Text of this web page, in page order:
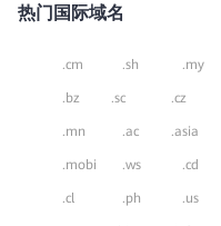
热门国际域名
.cm .sh .my
.bz .sc .cz
.mn .ac .asia
.mobi .ws .cd
.cl .ph .us